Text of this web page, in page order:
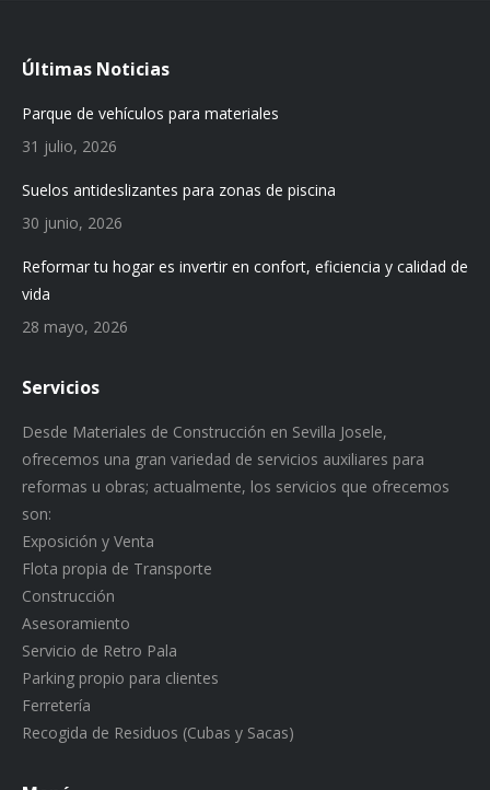
Últimas Noticias
Parque de vehículos para materiales
31 julio, 2026
Suelos antideslizantes para zonas de piscina
30 junio, 2026
Reformar tu hogar es invertir en confort, eficiencia y calidad de
vida
28 mayo, 2026
Servicios
Desde Materiales de Construcción en Sevilla Josele,
ofrecemos una gran variedad de servicios auxiliares para
reformas u obras; actualmente, los servicios que ofrecemos
son:
Exposición y Venta
Flota propia de Transporte
Construcción
Asesoramiento
Servicio de Retro Pala
Parking propio para clientes
Ferretería
Recogida de Residuos (Cubas y Sacas)